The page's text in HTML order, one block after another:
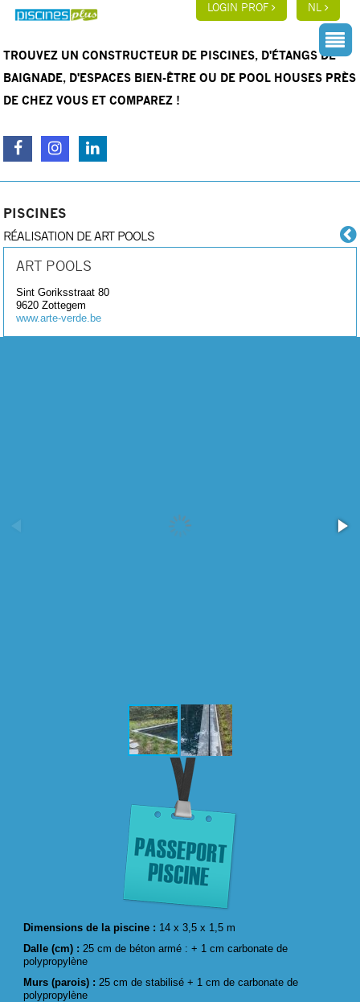
LOGIN PROF NL
TROUVEZ UN CONSTRUCTEUR DE PISCINES, D'ÉTANGS DE
BAIGNADE, D'ESPACES BIEN-ÊTRE OU DE POOL HOUSES PRÈS
DE CHEZ VOUS ET COMPAREZ !
PISCINES
RÉALISATION DE ART POOLS
ART POOLS
Sint Goriksstraat 80
9620 Zottegem
www.arte-verde.be
Dimensions de la piscine : 14 x 3,5 x 1,5 m
Dalle (cm) : 25 cm de béton armé : + 1 cm carbonate de
polypropylène
Murs (parois) : 25 cm de stabilisé + 1 cm de carbonate de
polypropylène